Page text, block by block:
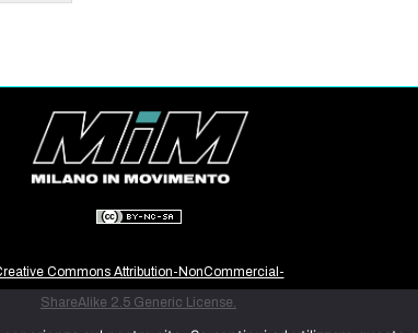
Commons Attribution-NonCommercial-
ShareAlike 2.5 Generic License.